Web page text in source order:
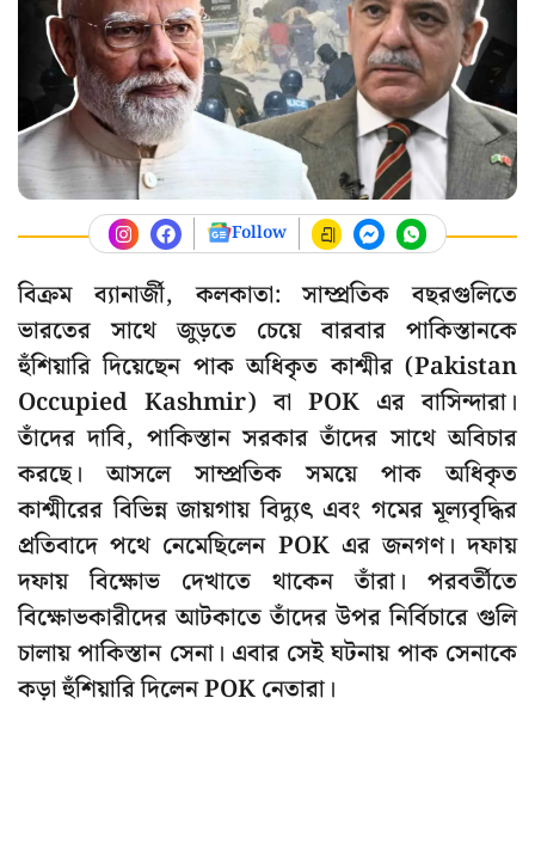
Follow
বিক্রম ব্যানার্জী, কলকাতা: সাম্প্রতিক বছরগুলিতে
ভারতের সাথে জুড়তে চেয়ে বারবার পাকিস্তানকে
হুঁশিয়ারি দিয়েছেন পাক অধিকৃত কাশ্মীর (Pakistan
Occupied Kashmir) বা POK এর বাসিন্দারা।
তাঁদের দাবি, পাকিস্তান সরকার তাঁদের সাথে অবিচার
করছে। আসলে সাম্প্রতিক সময়ে পাক অধিকৃত
কাশ্মীরের বিভিন্ন জায়গায় বিদ্যুৎ এবং গমের মূল্যবৃদ্ধির
প্রতিবাদে পথে নেমেছিলেন POK এর জনগণ। দফায়
দফায় বিক্ষোভ দেখাতে থাকেন তাঁরা। পরবর্তীতে
বিক্ষোভকারীদের আটকাতে তাঁদের উপর নির্বিচারে গুলি
চালায় পাকিস্তান সেনা। এবার সেই ঘটনায় পাক সেনাকে
কড়া হুঁশিয়ারি দিলেন POK নেতারা।